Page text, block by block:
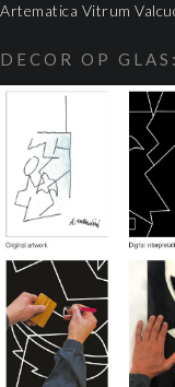
Artematica Vitrum
DECOR OP